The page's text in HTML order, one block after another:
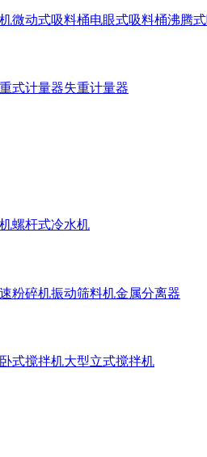
微动式吸料桶电眼式吸料桶沸腾
式计量器失重计量器
螺杆式冷水机
粉碎机振动筛料机金属分离器
卧式搅拌机大型立式搅拌机